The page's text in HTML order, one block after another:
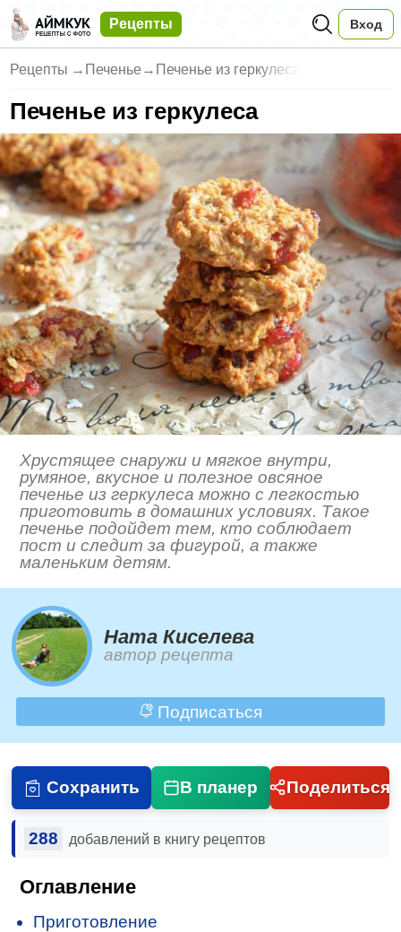
Рецепты Вход
Рецепты → Печенье → Печенье из геркулеса
Печенье из геркулеса
Хрустящее снаружи и мягкое внутри,
румяное, вкусное и полезное овсяное
печенье из геркулеса можно с легкостью
приготовить в домашних условиях. Такое
печенье подойдет тем, кто соблюдает
пост и следит за фигурой, а также
маленьким детям.
Ната Киселева
автор рецепта
Подписаться
Сохранить В планер Поделиться
288 добавлений в книгу рецептов
Оглавление
Приготовление